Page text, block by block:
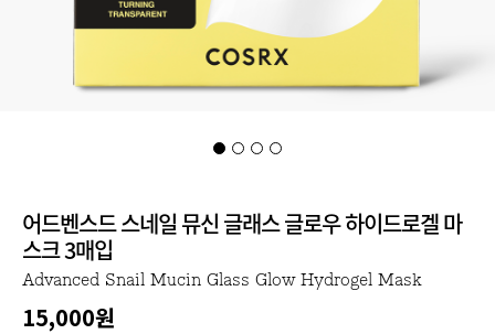
어드벤스드 스네일 뮤신 글래스 글로우 하이드로겔 마
스크 3매입
Advanced Snail Mucin Glass Glow Hydrogel Mask
15,000원